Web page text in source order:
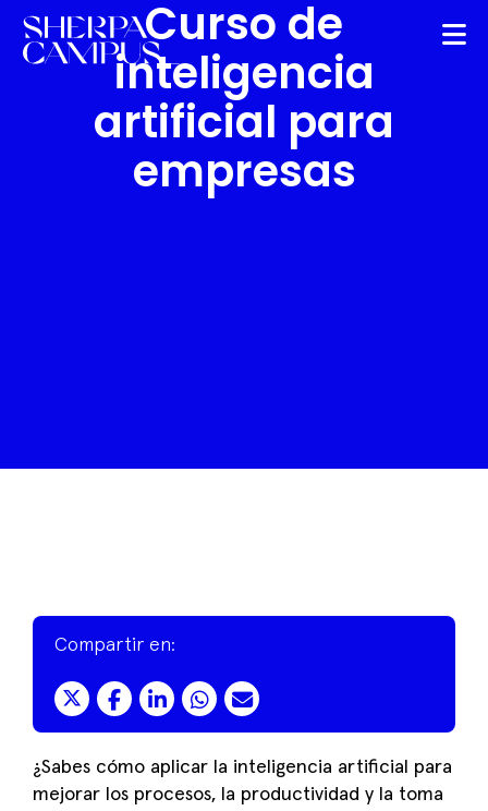
Curso de
inteligencia
artificial para
empresas
Compartir en:
¿Sabes cómo aplicar la inteligencia artificial para
mejorar los procesos, la productividad y la toma